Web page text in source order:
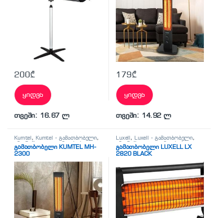
200₾
ყიდვა
თვეში: 16.67 ლ
179₾
ყიდვა
თვეში: 14.92 ლ
Kumtel , Kumtel - გამათბობელი,
ინფრაწითელი გამათბობელი,
ინფრაწითელი გამათბობლები
გამათბობელი KUMTEL MH-
2300
Luxell , Luxell - გამათბობელი,
ინფრაწითელი გამათბობელი
ინფრაწითელი გამათბობლები
გამათბობელი LUXELL LX
2820 BLACK